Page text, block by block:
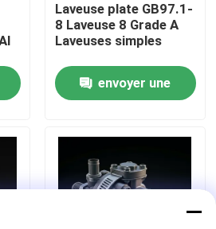
et accessoire
Laveuse plate GB97.1-
8 Laveuse 8 Grade A
Laveuses simples
envoyer une